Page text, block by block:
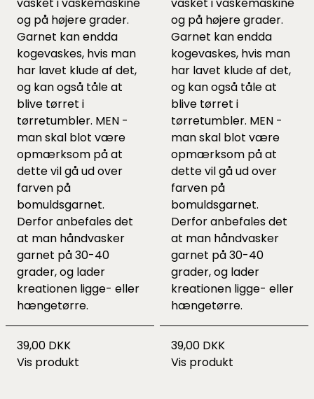
og på højere grader.
Garnet kan endda
kogevaskes, hvis man
har lavet klude af det,
og kan også tåle at
blive tørret i
tørretumbler. MEN -
man skal blot være
opmærksom på at
dette vil gå ud over
farven på
bomuldsgarnet.
Derfor anbefales det
at man håndvasker
garnet på 30-40
grader, og lader
kreationen ligge- eller
hængetørre.
39,00 DKK
Vis produkt
og på højere grader.
Garnet kan endda
kogevaskes, hvis man
har lavet klude af det,
og kan også tåle at
blive tørret i
tørretumbler. MEN -
man skal blot være
opmærksom på at
dette vil gå ud over
farven på
bomuldsgarnet.
Derfor anbefales det
at man håndvasker
garnet på 30-40
grader, og lader
kreationen ligge- eller
hængetørre.
39,00 DKK
Vis produkt